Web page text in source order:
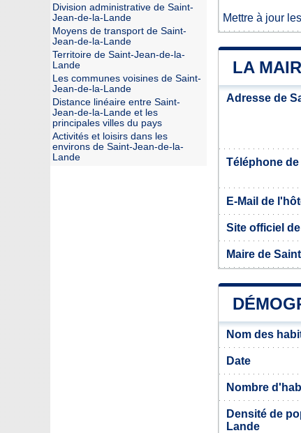
Mettre à jour
LA
Adresse de
Téléphone
E-Mail de
Site officiel
Maire de
Nom des
Date
Nombre
Densité de
Lande
Division administrative de Saint-
Jean-de-la-Lande
Moyens de transport de Saint-
Jean-de-la-Lande
Territoire de Saint-Jean-de-la-
Lande
Les communes voisines de Saint-
Jean-de-la-Lande
Distance linéaire entre Saint-
Jean-de-la-Lande et les
principales villes du pays
Activités et loisirs dans les
environs de Saint-Jean-de-la-
Lande